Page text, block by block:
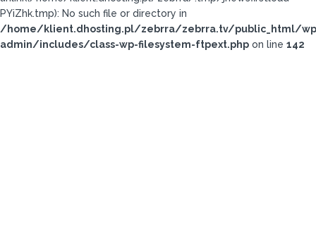
PYiZhk.tmp): No such file or directory in
/home/klient.dhosting.pl/zebrra/zebrra.tv/public_html/
admin/includes/class-wp-filesystem-ftpext.php on line 142